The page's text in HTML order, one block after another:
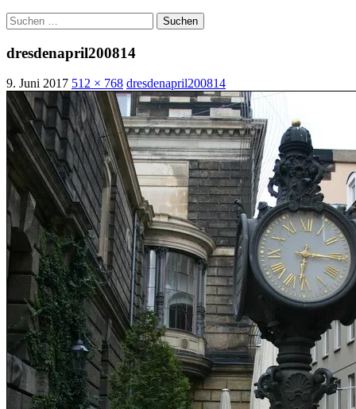
Suchen
nach:
dresdenapril200814
9. Juni 2017 512 × 768 dresdenapril200814